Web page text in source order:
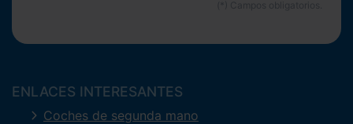
ENLACES INTERESANTES
Coches de segunda mano